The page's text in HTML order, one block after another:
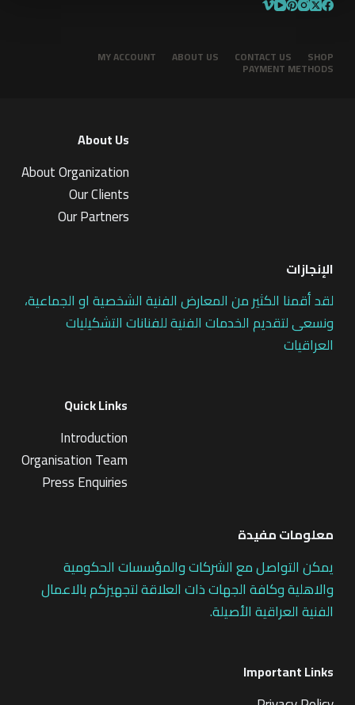
SHOP
CONTACT US
ABOUT US
MY ACCOUNT
PAYMENT METHODS
About Us
About Organization
Our Clients
Our Partners
الإنجازات
لقد أقمنا الكثير من المعارض الفنية الشخصية او الجماعية،
ونسعى لتقديم الخدمات الفنية للفنانات التشكيليات
العراقيات
Quick Links
Introduction
Organisation Team
Press Enquiries
معلومات مفيدة
يمكن التواصل مع الشركات والمؤسسات الحكومية
والاهلية وكافة الجهات ذات العلاقة لتجهيزكم بالاعمال
الفنية العراقية الأصيلة.
Important Links